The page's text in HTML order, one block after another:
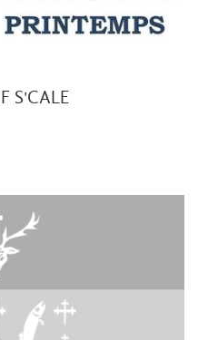
S'CALE